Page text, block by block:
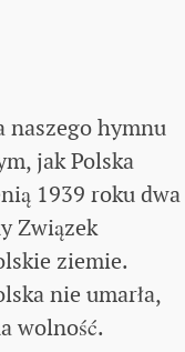
naszego hymnu
jak Polska
1939 roku dwa
Związek
ziemie.
nie umarła,
wolność.